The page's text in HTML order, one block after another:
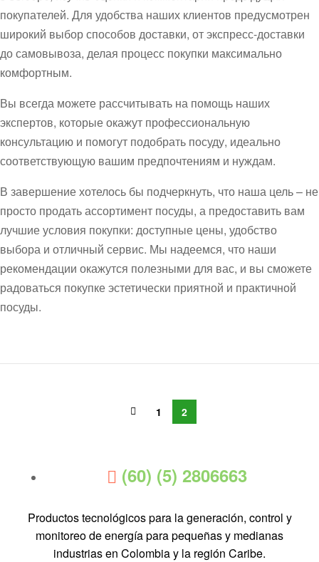
покупателей. Для удобства наших клиентов предусмотрен
широкий выбор способов доставки, от экспресс-доставки
до самовывоза, делая процесс покупки максимально
комфортным.
Вы всегда можете рассчитывать на помощь наших
экспертов, которые окажут профессиональную
консультацию и помогут подобрать посуду, идеально
соответствующую вашим предпочтениям и нуждам.
В завершение хотелось бы подчеркнуть, что наша цель – не
просто продать ассортимент посуды, а предоставить вам
лучшие условия покупки: доступные цены, удобство
выбора и отличный сервис. Мы надеемся, что наши
рекомендации окажутся полезными для вас, и вы сможете
радоваться покупке эстетически приятной и практичной
посуды.
1 2
(60) (5) 2806663
Productos tecnológicos para la generación, control y
monitoreo de energía para pequeñas y medianas
industrias en Colombia y la región Caribe.